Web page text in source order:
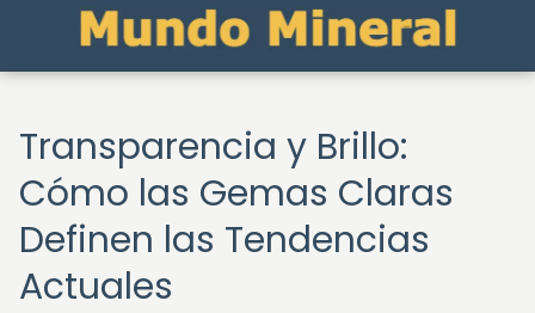
Transparencia y Brillo:
Cómo las Gemas Claras
Definen las Tendencias
Actuales